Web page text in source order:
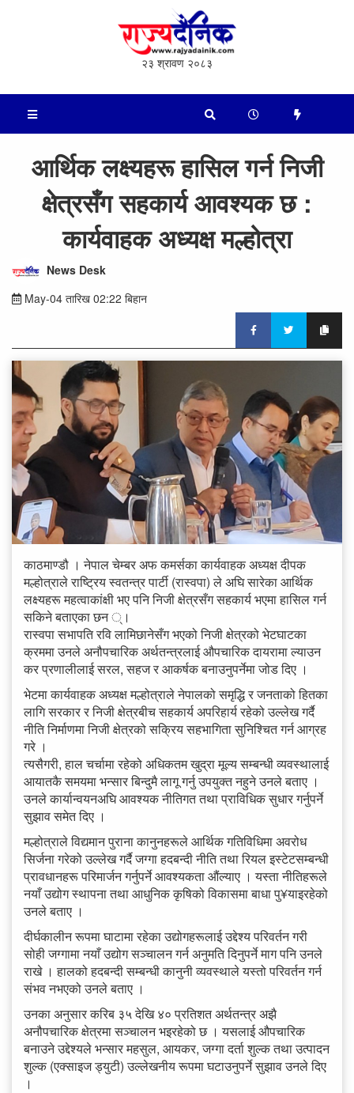
२३ श्रावण २०८३
आर्थिक लक्ष्यहरू हासिल गर्न निजी
क्षेत्रसँग सहकार्य आवश्यक छ :
कार्यवाहक अध्यक्ष मल्होत्रा
News Desk
May-04 तारिख 02:22 बिहान
काठमाण्डौ । नेपाल चेम्बर अफ कमर्सका कार्यवाहक अध्यक्ष दीपक
मल्होत्राले राष्ट्रिय स्वतन्त्र पार्टी (रास्वपा) ले अघि सारेका आर्थिक
लक्ष्यहरू महत्वाकांक्षी भए पनि निजी क्षेत्रसँग सहकार्य भएमा हासिल गर्न
सकिने बताएका छन ्।
रास्वपा सभापति रवि लामिछानेसँग भएको निजी क्षेत्रको भेटघाटका
क्रममा उनले अनौपचारिक अर्थतन्त्रलाई औपचारिक दायरामा ल्याउन
कर प्रणालीलाई सरल, सहज र आकर्षक बनाउनुपर्नेमा जोड दिए ।
भेटमा कार्यवाहक अध्यक्ष मल्होत्राले नेपालको समृद्धि र जनताको हितका
लागि सरकार र निजी क्षेत्रबीच सहकार्य अपरिहार्य रहेको उल्लेख गर्दै
नीति निर्माणमा निजी क्षेत्रको सक्रिय सहभागिता सुनिश्चित गर्न आग्रह
गरे ।
त्यसैगरी, हाल चर्चामा रहेको अधिकतम खुद्रा मूल्य सम्बन्धी व्यवस्थालाई
आयातकै समयमा भन्सार बिन्दुमै लागू गर्नु उपयुक्त नहुने उनले बताए ।
उनले कार्यान्वयनअघि आवश्यक नीतिगत तथा प्राविधिक सुधार गर्नुपर्ने
सुझाव समेत दिए ।
मल्होत्राले विद्यमान पुराना कानुनहरूले आर्थिक गतिविधिमा अवरोध
सिर्जना गरेको उल्लेख गर्दै जग्गा हदबन्दी नीति तथा रियल इस्टेटसम्बन्धी
प्रावधानहरू परिमार्जन गर्नुपर्ने आवश्यकता औंल्याए । यस्ता नीतिहरूले
नयाँ उद्योग स्थापना तथा आधुनिक कृषिको विकासमा बाधा पु¥याइरहेको
उनले बताए ।
दीर्घकालीन रूपमा घाटामा रहेका उद्योगहरूलाई उद्देश्य परिवर्तन गरी
सोही जग्गामा नयाँ उद्योग सञ्चालन गर्न अनुमति दिनुपर्ने माग पनि उनले
राखे । हालको हदबन्दी सम्बन्धी कानुनी व्यवस्थाले यस्तो परिवर्तन गर्न
संभव नभएको उनले बताए ।
उनका अनुसार करिब ३५ देखि ४० प्रतिशत अर्थतन्त्र अझै
अनौपचारिक क्षेत्रमा सञ्चालन भइरहेको छ । यसलाई औपचारिक
बनाउने उद्देश्यले भन्सार महसुल, आयकर, जग्गा दर्ता शुल्क तथा उत्पादन
शुल्क (एक्साइज ड्युटी) उल्लेखनीय रूपमा घटाउनुपर्ने सुझाव उनले दिए
।